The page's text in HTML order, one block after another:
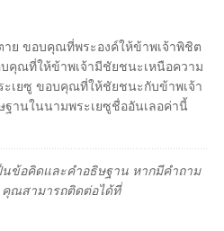
ย ขอบคุณที่พระองค์ให้ข้าพเจ้าพิชิต
คุณที่ให้ข้าพเจ้ามีชัยชนะเหนือความ
เยซู ขอบคุณที่ให้ชัยชนะกับข้าพเจ้า
ฐานในนามพระเยซูชื่ออันเลอค่านี้
นข้อคิดและคำอธิษฐาน หากมีคำถาม
คุณสามารถติดต่อได้ที่